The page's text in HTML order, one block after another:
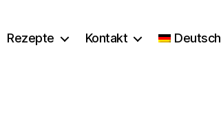
Rezepte Kontakt Deutsch